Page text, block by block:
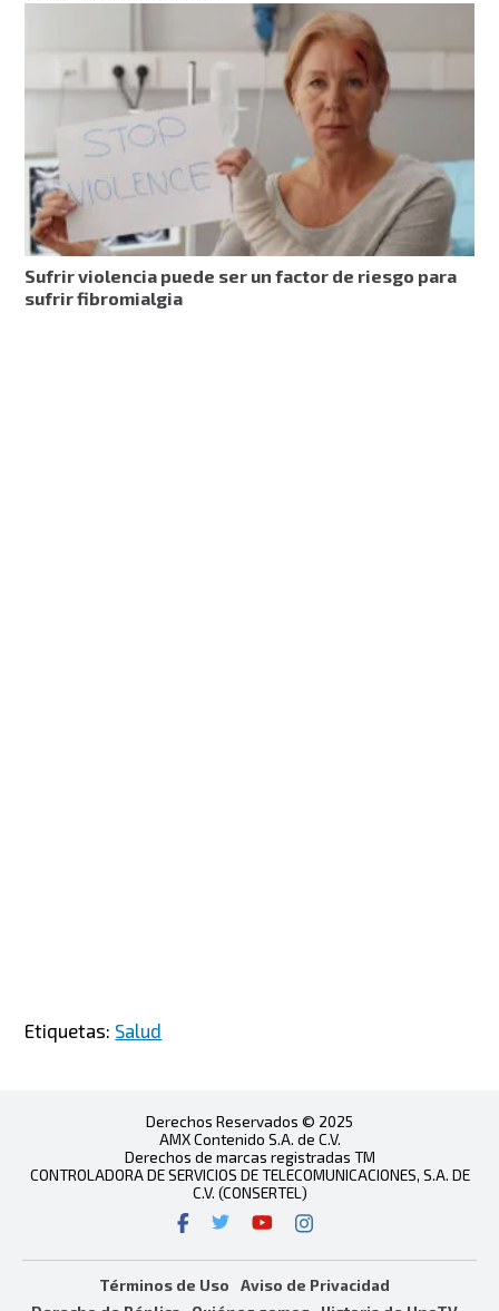
Sufrir violencia puede ser un factor de riesgo para
sufrir fibromialgia
Etiquetas: Salud
Derechos Reservados © 2025
AMX Contenido S.A. de C.V.
Derechos de marcas registradas TM
CONTROLADORA DE SERVICIOS DE TELECOMUNICACIONES, S.A. DE
C.V. (CONSERTEL)
Términos de Uso
Aviso de Privacidad